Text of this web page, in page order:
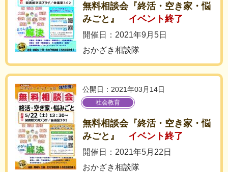
無料相談会『終活・空き家・悩
みごと』
イベント終了
開催日：2021年9月5日
おかざき相談隊
公開日：2021年03月14日
社会教育
無料相談会『終活・空き家・悩
みごと』
イベント終了
開催日：2021年5月22日
おかざき相談隊